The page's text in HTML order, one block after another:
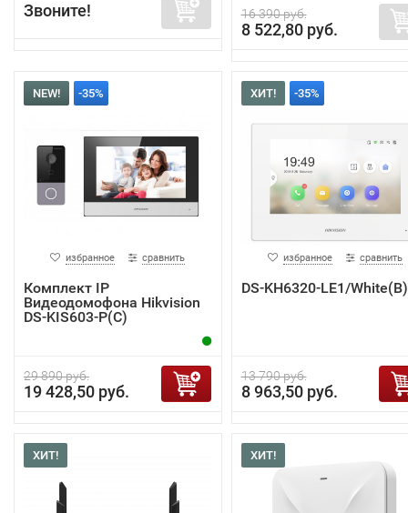
Звоните! 16 390 руб.
8 522,80 руб.
NEW! -35%
избранное сравнить
Комплект IP
Видеодомофона Hikvision
DS-KIS603-P(C)
29 890 руб.
19 428,50 руб.
ХИТ! -35%
избранное сравнить
DS-KH6320-LE1/White(B)
13 790 руб.
8 963,50 руб.
ХИТ! ХИТ!